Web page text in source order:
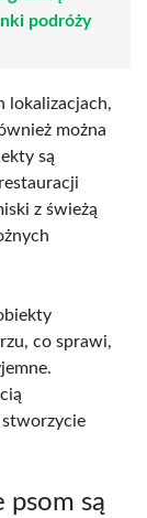
podróży
lokalizacjach,
można
są
z świeżą
co sprawi,
psom są